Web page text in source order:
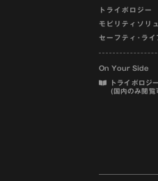
トライボロジー
モビリティソリ
セーフティ･ライ
On Your Side
トライボロジ
(国内のみ閲覧